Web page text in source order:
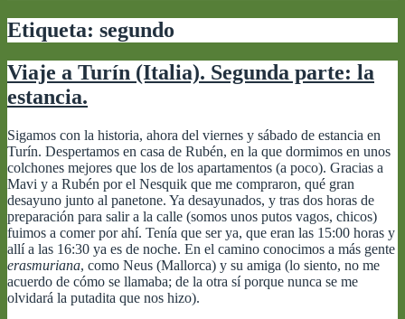
Etiqueta: segundo
Viaje a Turín (Italia). Segunda parte: la
estancia.
Sigamos con la historia, ahora del viernes y sábado de estancia en
Turín. Despertamos en casa de Rubén, en la que dormimos en unos
colchones mejores que los de los apartamentos (a poco). Gracias a
Mavi y a Rubén por el Nesquik que me compraron, qué gran
desayuno junto al panetone. Ya desayunados, y tras dos horas de
preparación para salir a la calle (somos unos putos vagos, chicos)
fuimos a comer por ahí. Tenía que ser ya, que eran las 15:00 horas y
allí a las 16:30 ya es de noche. En el camino conocimos a más gente
erasmuriana, como Neus (Mallorca) y su amiga (lo siento, no me
acuerdo de cómo se llamaba; de la otra sí porque nunca se me
olvidará la putadita que nos hizo).